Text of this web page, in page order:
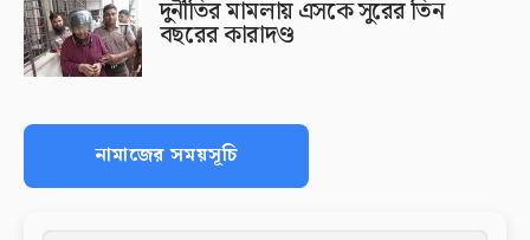
দুর্নীতির মামলায় এসকে সুরের তিন
বছরের কারাদণ্ড
নামাজের সময়সূচি